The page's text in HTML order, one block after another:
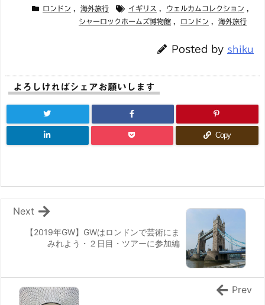
c
o
k
it e
ロンドン 海外旅行 イギリス ウェルカムコレクション
シャーロックホームズ博物館
ロンドン 海外旅行
Posted by shiku
よろしければシェアお願いします
Copy
【2019年GW】GWはロンドンで芸術にま
みれよう・２日目・ツアーに参加編
Next
Prev